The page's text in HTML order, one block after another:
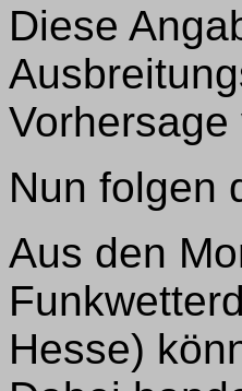
Diese
Vorhersage
Nun folgen
Aus den
Hesse)